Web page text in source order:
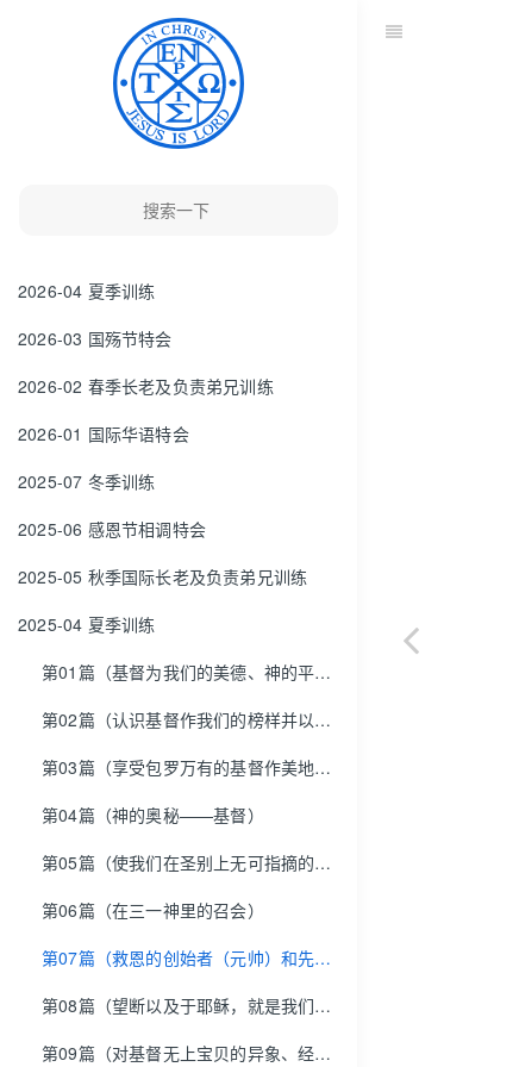
2026-04 夏季训练
2026-03 国殇节特会
2026-02 春季长老及负责弟兄训练
2026-01 国际华语特会
2025-07 冬季训练
2025-06 感恩节相调特会
2025-05 秋季国际长老及负责弟兄训练
2025-04 夏季训练
第01篇（基督为我们的美德、神的平安、我们的秘诀和那加我们能力者）
第02篇（认识基督作我们的榜样并以祂为榜样）
第03篇（享受包罗万有的基督作美地——我们所分得的分）
第04篇（神的奥秘——基督）
第05篇（使我们在圣别上无可指摘的原因，并使我们的灵、魂、体完全圣别的原因）
第06篇（在三一神里的召会）
第07篇（救恩的创始者（元帅）和先锋，领许多的儿子借着进入幔内并出到营外而进荣耀里去）
第08篇（望断以及于耶稣，就是我们信心的创始者与成终者）
第09篇（对基督无上宝贝的异象、经历、享受与彰显，为着真正的召会生活）